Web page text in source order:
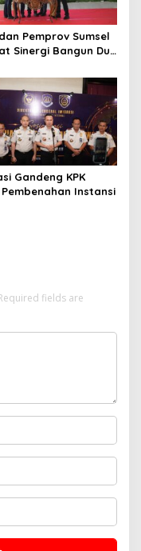
Pemprov Sumsel
Sinergi Bangun Dua
Gandeng KPK
Instansi
fields are